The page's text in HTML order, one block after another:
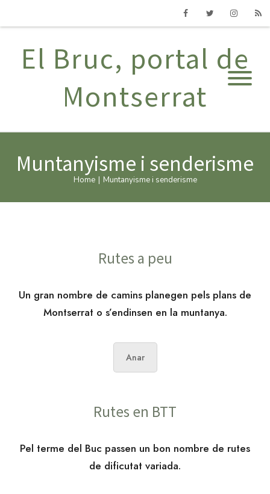
El Bruc, portal de
Montserrat
Muntanyisme i senderisme
Home Muntanyisme i senderisme
Rutes a peu
Un gran nombre de camins planegen pels plans de
Montserrat o s’endinsen en la muntanya.
Anar
Rutes en BTT
Pel terme del Buc passen un bon nombre de rutes
de dificutat variada.